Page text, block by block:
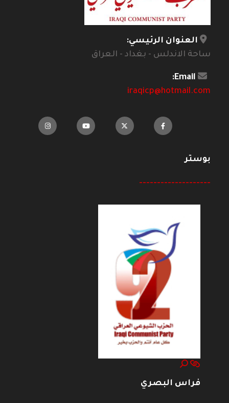
العنوان الرئيسي:
ساحة الاندلس - بغداد - العراق
Email:
iraqicp@hotmail.com
بوستر
--------------------
فراس البصري